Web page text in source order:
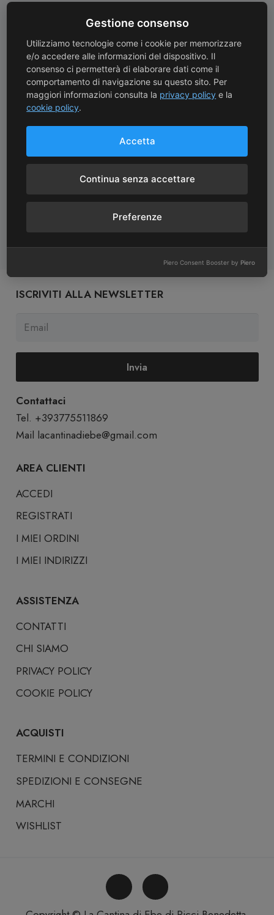
Pagamenti Sicuri
Protezione avanzata con
crittografia SSL
Spedizioni Gratuite
Spedizioni gratuite con
corriere oltre 130 €
Consegne Rapide
Consegne in 24/72 ore
Assistenza personale da
Prodotti garantiti come
da normative vigenti
dall’acquisto
ISCRIVITI ALLA NEWSLETTER
Invia
Contattaci
Tel. +393775511869
Mail lacantinadiebe@gmail.com
AREA CLIENTI
ACCEDI
REGISTRATI
I MIEI ORDINI
I MIEI INDIRIZZI
ASSISTENZA
CONTATTI
CHI SIAMO
PRIVACY POLICY
COOKIE POLICY
ACQUISTI
TERMINI E CONDIZIONI
SPEDIZIONI E CONSEGNE
MARCHI
WISHLIST
Gestione consenso
Utilizziamo tecnologie come i cookie per memorizzare
e/o accedere alle informazioni del dispositivo. Il
consenso ci permetterà di elaborare dati come il
comportamento di navigazione su questo sito. Per
maggiori informazioni consulta la privacy policy e la
cookie policy.
Accetta
Continua senza accettare
Preferenze
Piero Consent Booster by Piero